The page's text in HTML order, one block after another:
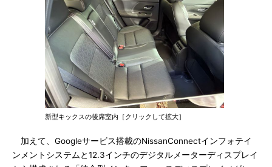
新型キックスの後席室内［クリックして拡大］
加えて、Googleサービス搭載のNissanConnectインフォテイ
ンメントシステムと12.3インチのデジタルメーターディスプレイ